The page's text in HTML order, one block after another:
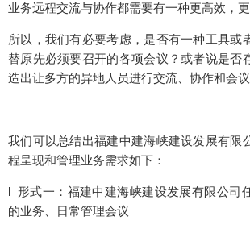
业务远程交流与协作都需要有一种更高效，
所以，我们有必要考虑，是否有一种工具或
替原先必须要召开的各项会议？或者说是否
造出让多方的异地人员进行交流、协作和会
我们可以总结出福建中建海峡建设发展有限
程呈现和管理业务需求如下：
l 形式一：福建中建海峡建设发展有限公司
的业务、日常管理会议